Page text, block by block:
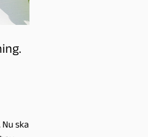
Nu ska